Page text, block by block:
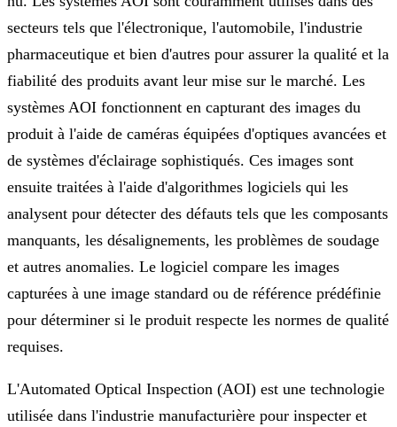
secteurs tels que l'électronique, l'automobile, l'industrie
pharmaceutique et bien d'autres pour assurer la qualité et la
fiabilité des produits avant leur mise sur le marché. Les
systèmes AOI fonctionnent en capturant des images du
produit à l'aide de caméras équipées d'optiques avancées et
de systèmes d'éclairage sophistiqués. Ces images sont
ensuite traitées à l'aide d'algorithmes logiciels qui les
analysent pour détecter des défauts tels que les composants
manquants, les désalignements, les problèmes de soudage
et autres anomalies. Le logiciel compare les images
capturées à une image standard ou de référence prédéfinie
pour déterminer si le produit respecte les normes de qualité
requises.
L'Automated Optical Inspection (AOI) est une technologie
utilisée dans l'industrie manufacturière pour inspecter et